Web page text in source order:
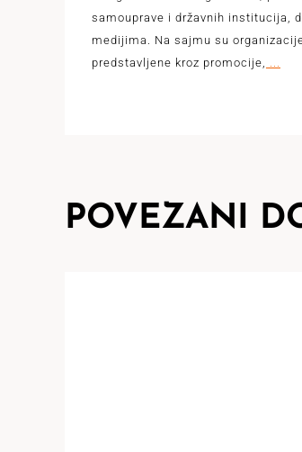
samouprave i državnih institucija,
medijima. Na sajmu su
predstavljene kroz promocije, ...
POVEZANI